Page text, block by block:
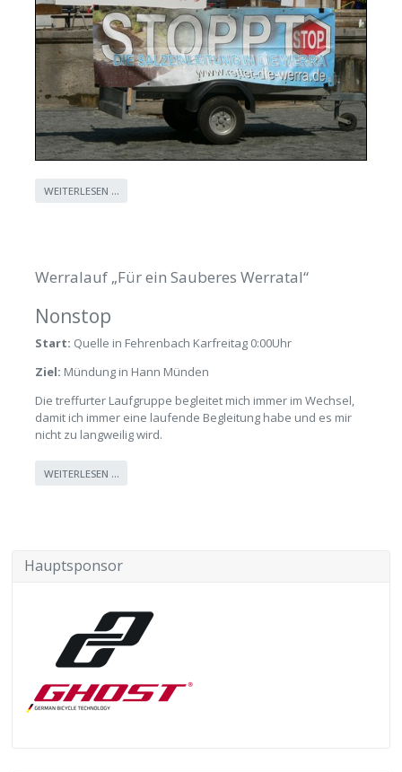
WEITERLESEN …
Werralauf „Für ein Sauberes Werratal“
Nonstop
Start: Quelle in Fehrenbach Karfreitag 0:00Uhr
Ziel: Mündung in Hann Münden
Die treffurter Laufgruppe begleitet mich immer im Wechsel,
damit ich immer eine laufende Begleitung habe und es mir
nicht zu langweilig wird.
WEITERLESEN …
Hauptsponsor